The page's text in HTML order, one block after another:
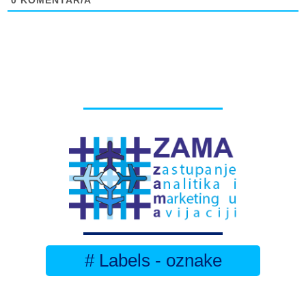
# Labels - oznake